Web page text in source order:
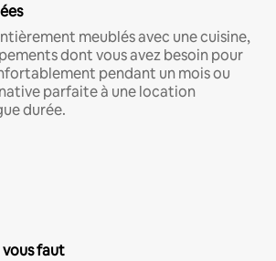
meublés avec une cuisine,
dont vous avez besoin pour
pendant un mois ou
parfaite à une location
durée.
faut